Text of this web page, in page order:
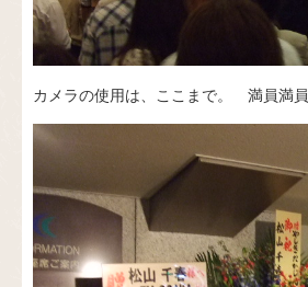
カメラの使用は、ここまで。 満員満員